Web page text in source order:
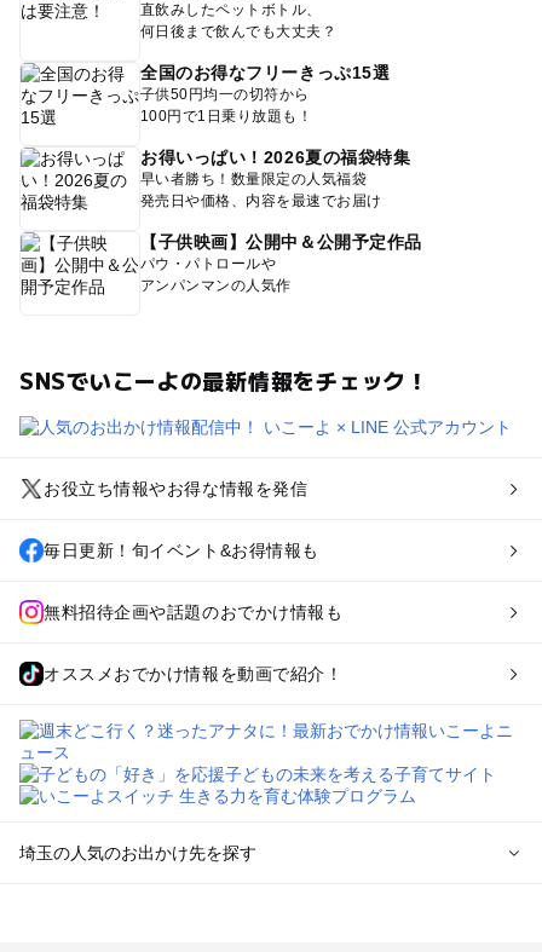
直飲みしたペットボトル、
何日後まで飲んでも大丈夫？
全国のお得なフリーきっぷ15選
子供50円均一の切符から
100円で1日乗り放題も！
お得いっぱい！2026夏の福袋特集
早い者勝ち！数量限定の人気福袋
発売日や価格、内容を最速でお届け
【子供映画】公開中＆公開予定作品
パウ・パトロールや
アンパンマンの人気作
SNSでいこーよの最新情報をチェック！
お役立ち情報やお得な情報を発信
毎日更新！旬イベント&お得情報も
無料招待企画や話題のおでかけ情報も
オススメおでかけ情報を動画で紹介！
埼玉の人気のお出かけ先を探す